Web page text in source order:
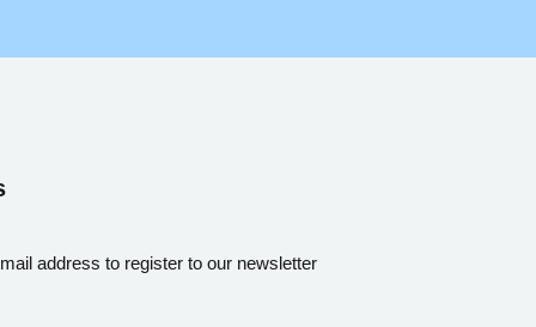
address to register to our newsletter